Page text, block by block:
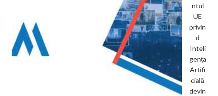
ntul
UE
privin
d
Inteli
gența
Artifi
cială
devin